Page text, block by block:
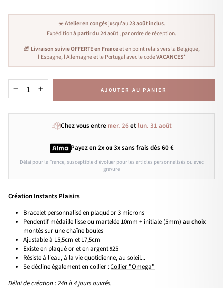
☀️Atelier en congésjusqu'au23 août inclus.
Expéditionà partir du 24 août, par ordre de réception.
🎁 Livraison suivie OFFERTE en Franceet en point relais vers la Belgique,
l'Espagne, l'Allemagne et le Portugal avec le codeVACANCES*
+ AJOUTER AU PANIER
Chez vous entre mer. 26et lun. 31 août
Payez en 2x ou 3xsans fraisdès 60 €
Délai pour la France, susceptible d'évoluer pour les articles personnalisés ou avec
gravure
Création Instants Plaisirs
Bracelet personnalisé en plaqué or 3 microns
Pendentif médaille lisse ou martelée 10mm + initiale (5mm) au choix
montés sur une chaîne boules
Ajustable à 15,5cm et 17,5cm
Existe en plaqué or et en argent 925
Résiste à l'eau, à la vie quotidienne, au soleil...
Se décline également en collier :Collier "Omega"
Délai de création : 24h à 4 jours ouvrés.